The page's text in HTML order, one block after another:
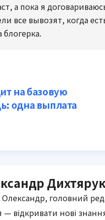
а пока я
все вывозят, когда
блогерка.
на базовую
одна выплата
Олександр, головний
— відкривати нові